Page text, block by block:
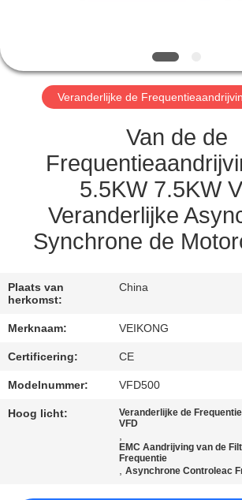
CONTACT
MET
VERZOEK
OM
CITAAT
SITEMAP
PRIVACYBELEID
Veranderlijke de
Van de de
5.5KW 7.5KW
Veranderlijke
Synchrone de
Plaats van
herkomst:
China
Merknaam: VEIKONG
Certificering: CE
Modelnummer: VFD500
Hoog licht:
Veranderlijke de
VFD
,
EMC Aandrijving van de
Frequentie
,Asynchrone Controleac